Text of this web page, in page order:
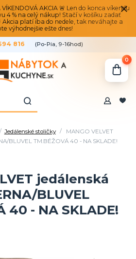
AKCIA 🚨 Len do konca víkendu
4 % na celý nákup! Stačí v košíku zadať
Akcia platí iba do nedele, tak neváhajte a
výhodnejšie ešte dnes!
816 (Po-Pia, 9-16hod)
0
Jedálenské stoličky
MANGO VELVET
BLUVEL TM.BÉŽOVÁ 40 - NA SKLADE!
jedálenská
BLUVEL
40 - NA SKLADE!